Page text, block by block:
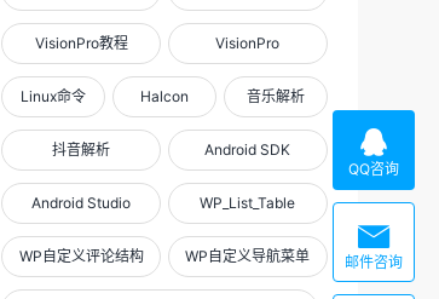
VisionPro教程 VisionPro
Linux命令 Halcon 音乐解析
抖音解析 Android SDK
Android Studio WP_List_Table
WP自定义评论结构 WP自定义导航菜单

QQ咨询

邮件咨询